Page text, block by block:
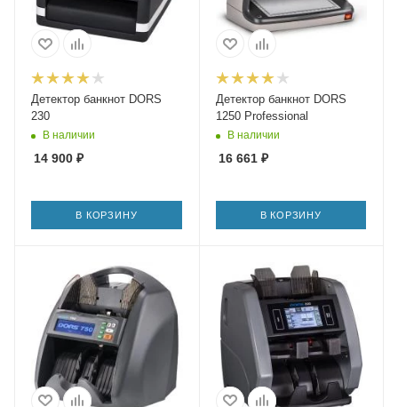
Детектор банкнот DORS
230
В наличии
14 900 ₽
В КОРЗИНУ
Детектор банкнот DORS
1250 Professional
В наличии
16 661₽
В КОРЗИНУ